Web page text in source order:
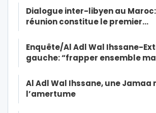
Dialogue inter-libyen au
réunion constitue le premier…
Enquête/Al Adl Wal Ihssane-
gauche: “frapper ensemble
Al Adl Wal Ihssane, une Jamaa
l’amertume